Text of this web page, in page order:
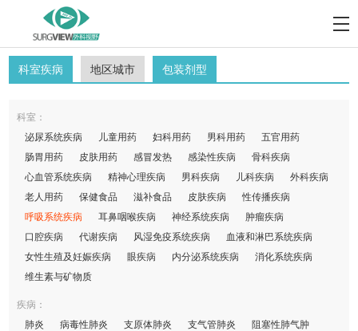
科室疾病 地区城市 包装剂型
科室：
泌尿系统疾病
儿童用药 妇科用药 男科用药
五官用药
肠胃用药
皮肤用药 感冒发热 感染性疾病
骨科疾病
心血管系统疾病
精神心理疾病 男科疾病 儿科疾病
外科疾病
老人用药
保健食品 滋补食品 皮肤疾病
性传播疾病
呼吸系统疾病
耳鼻咽喉疾病 神经系统疾病
肿瘤疾病
口腔疾病
代谢疾病 风湿免疫系统疾病
血液和淋巴系统疾病
女性生殖及妊娠疾病
眼疾病 内分泌系统疾病
消化系统疾病
维生素与矿物质
疾病：
肺炎
病毒性肺炎 支原体肺炎 支气管肺炎
阻塞性肺气肿